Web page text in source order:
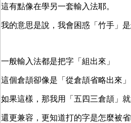
這有點像在學另一套輸入法耶。
我的意思是說，我會困惑「竹手」
一般輸入法都是把字「組出來」
這個倉頡卻像是「從倉頡省略出來」
如果這樣，那我用「五四三倉頡」就
還更兼容，更知道打的字是怎麼被省